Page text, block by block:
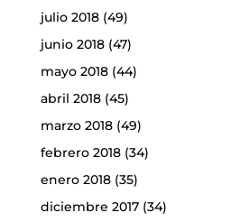
julio 2018(49)
junio 2018(47)
mayo 2018(44)
abril 2018(45)
marzo 2018(49)
febrero 2018(34)
enero 2018(35)
diciembre 2017(34)